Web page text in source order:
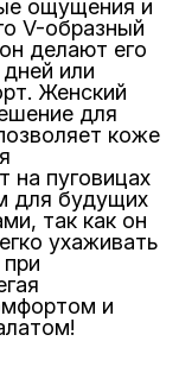
ощущения и
V-образный
делают его
или
Женский
для
коже
на пуговицах
для будущих
так как он
ухаживать
и